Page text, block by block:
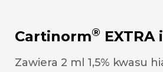
Cartinorm® EXTRA
Zawiera 2 ml 1,5% kwasu